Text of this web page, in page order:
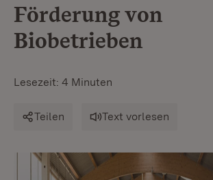
Förderung von
Biobetrieben
Lesezeit: 4 Minuten
Teilen Text vorlesen